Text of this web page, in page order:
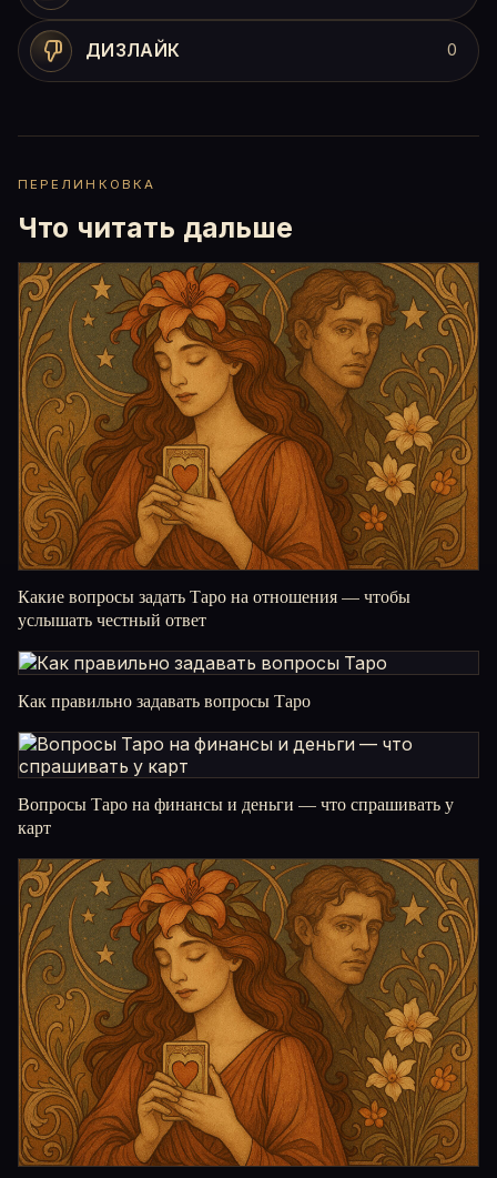
ДИЗЛАЙК 0
ПЕРЕЛИНКОВКА
Что читать дальше
Какие вопросы задать Таро на отношения — чтобы
услышать честный ответ
Как правильно задавать вопросы Таро
Вопросы Таро на финансы и деньги — что спрашивать у
карт